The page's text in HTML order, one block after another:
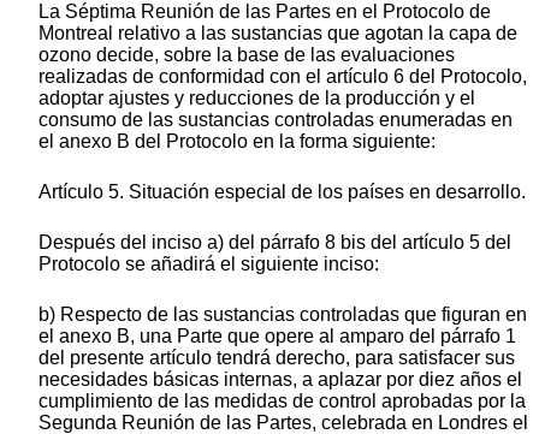
La Séptima Reunión de las Partes en el Protocolo de
Montreal relativo a las sustancias que agotan la capa de
ozono decide, sobre la base de las evaluaciones
realizadas de conformidad con el artículo 6 del Protocolo,
adoptar ajustes y reducciones de la producción y el
consumo de las sustancias controladas enumeradas en
el anexo B del Protocolo en la forma siguiente:
Artículo 5. Situación especial de los países en desarrollo.
Después del inciso a) del párrafo 8 bis del artículo 5 del
Protocolo se añadirá el siguiente inciso:
b) Respecto de las sustancias controladas que figuran en
el anexo B, una Parte que opere al amparo del párrafo 1
del presente artículo tendrá derecho, para satisfacer sus
necesidades básicas internas, a aplazar por diez años el
cumplimiento de las medidas de control aprobadas por la
Segunda Reunión de las Partes, celebrada en Londres el